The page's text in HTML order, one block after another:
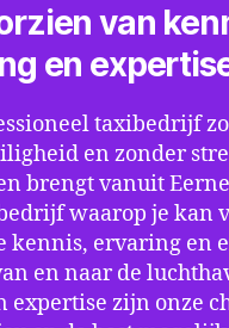
van
en
taxibedrijf
en zonder
brengt vanuit
waarop je kan
kennis, ervaring en
en naar de
expertise zijn onze